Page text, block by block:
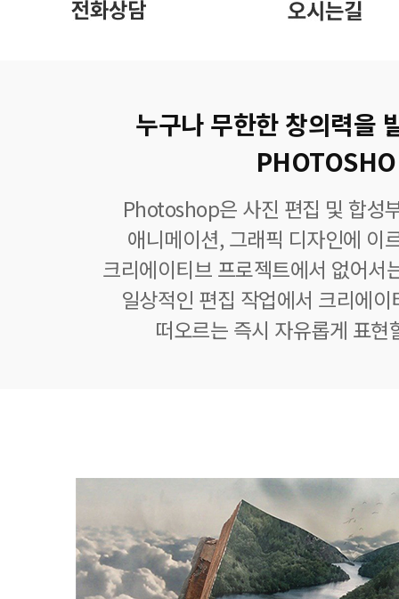
누구나 무한한 창의력을
Photoshop은 사진 편집 및 합성
애니메이션, 그래픽 디자인에 이
크리에이티브 프로젝트에서 없어서
일상적인 편집 작업에서 크리에
떠오르는 즉시 자유롭게 표현